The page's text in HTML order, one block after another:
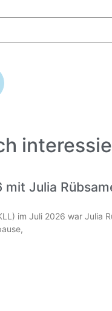
Julia
im Juli 2026 war Julia